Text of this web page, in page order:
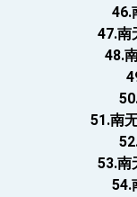
46.
47.南
48.
51.南
53.南
54.